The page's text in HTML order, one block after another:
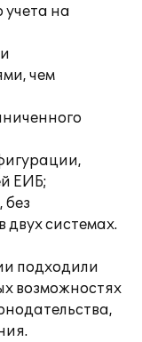
на
чем
ЕИБ;
без
двух системах.
подходили
возможностях